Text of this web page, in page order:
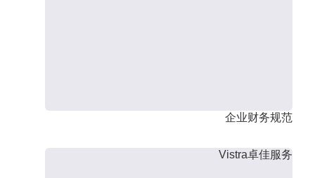
企业财务规范
Vistra卓佳服务